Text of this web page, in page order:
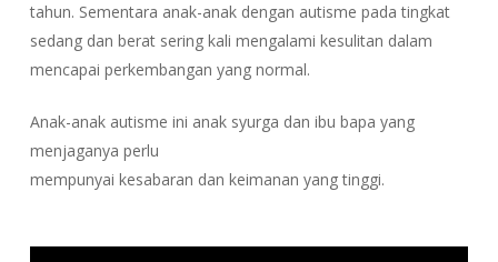
tahun. Sementara anak-anak dengan autisme pada tingkat
sedang dan berat sering kali mengalami kesulitan dalam
mencapai perkembangan yang normal.
Anak-anak autisme ini anak syurga dan ibu bapa yang
menjaganya perlu
mempunyai kesabaran dan keimanan yang tinggi.